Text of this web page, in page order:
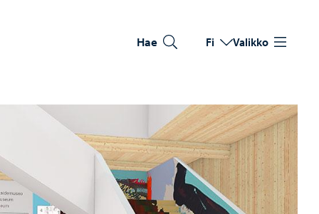
Hae Vaihda kieltä
Nykyinen kieli: Suomi
Fi Valikko